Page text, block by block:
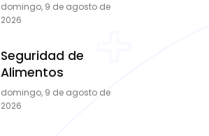
domingo, 9 de agosto de
2026
Seguridad de
Alimentos
domingo, 9 de agosto de
2026